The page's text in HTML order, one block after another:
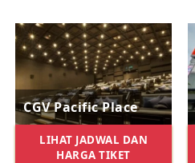
CGV Pacific Place
LIHAT JADWAL DAN
HARGA TIKET